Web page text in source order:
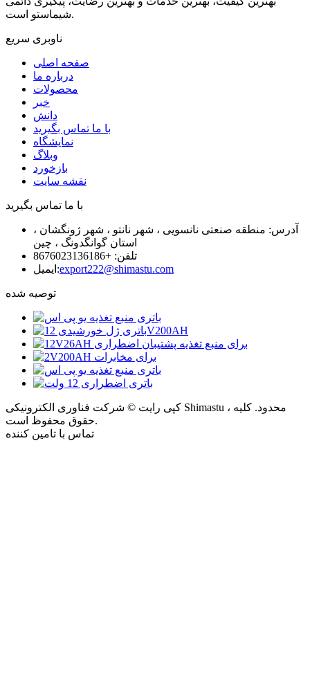
شیماستو است.
ناوبری سریع
صفحه اصلی
درباره ما
محصولات
خبر
دانش
با ما تماس بگیرید
نمایشگاه
وبلاگ
بازخورد
نقشه سایت
با ما تماس بگیرید
آدرس: منطقه صنعتی نانسویی ، شهر نانتو ، شهر ژونگشان ،
استان گوانگدونگ ، چین
تلفن: +8676023136186
ایمیل:export222@shimastu.com
توصیه شده
کپی رایت © شرکت فناوری الکترونیکی Shimastu ، محدود. کلیه
حقوق محفوظ است.
تماس با تامین کننده